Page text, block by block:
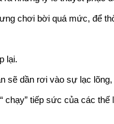
chơi bời quá mức, để
lại.
sẽ dần rơi vào sự lạc
chạy” tiếp sức của các thế